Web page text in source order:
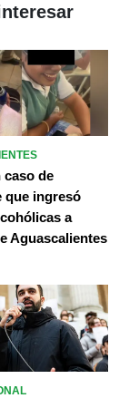
caso de
que ingresó
a
Aguascalientes